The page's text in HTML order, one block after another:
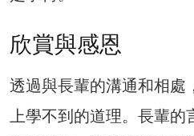
欣賞與感恩
透過與長輩的溝通和相處
上學不到的道理。長輩的